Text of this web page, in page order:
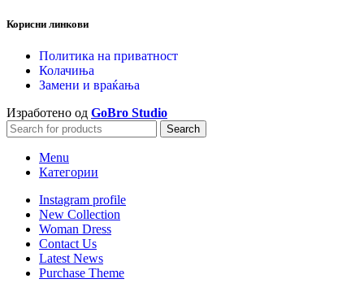
Корисни линкови
Политика на приватност
Колачиња
Замени и враќања
Изработено од GoBro Studio
Search
Menu
Категории
Instagram profile
New Collection
Woman Dress
Contact Us
Latest News
Purchase Theme